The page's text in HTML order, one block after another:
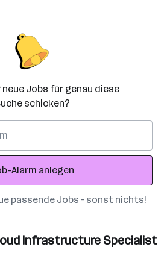
neue Jobs für genau diese
schicken?
Alarm anlegen
passende Jobs – sonst nichts!
Infrastructure Specialist